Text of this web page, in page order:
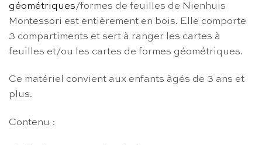
géométriques/formes de feuilles de Nienhuis
Montessori est entièrement en bois. Elle comporte
3 compartiments et sert à ranger les cartes à
feuilles et/ou les cartes de formes géométriques.
Ce matériel convient aux enfants âgés de 3 ans et
plus.
Contenu :